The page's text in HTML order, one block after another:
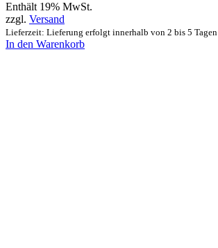
Enthält 19% MwSt.
zzgl. Versand
Lieferzeit: Lieferung erfolgt innerhalb von 2 bis 5 Tagen
In den Warenkorb